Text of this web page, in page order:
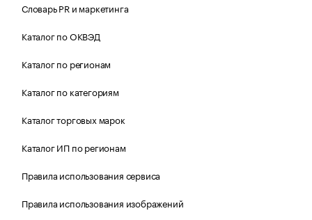
Словарь PR и маркетинга
Каталог по ОКВЭД
Каталог по регионам
Каталог по категориям
Каталог торговых марок
Каталог ИП по регионам
Правила использования сервиса
Правила использования изображений